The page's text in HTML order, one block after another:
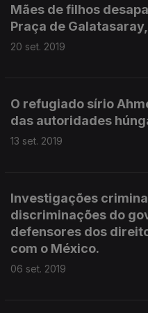
Mães de filhos
Praça de
20 set. 2019
O refugiado sírio
das autoridades
13 set. 2019
Investigações
discriminações do
defensores dos
com o México.
06 set. 2019